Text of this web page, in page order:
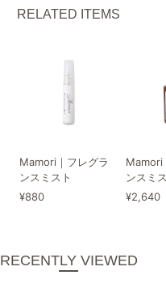
RELATED ITEMS
Mamori｜フレグラ
ンスミスト
¥880
Mamori
ンスミ
¥2,640
RECENTLY VIEWED